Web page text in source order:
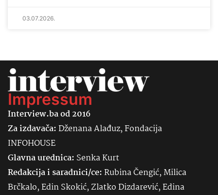
03.07.2026.
Impressum
Interview.ba od 2016
Za izdavača:Dženana Alađuz, Fondacija
INFOHOUSE
Glavna urednica: SenkaKurt
Redakcija i saradnici/ce:Rubina Čengić, Milica
Brčkalo, Edin Skokić, Zlatko Dizdarević, Edina